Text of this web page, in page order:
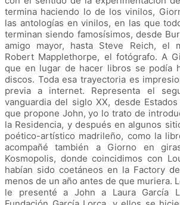
termina haciendo lo de los vinilos,
las antologías en vinilos, en las que
terminan siendo famosísimos, desde
amigo mayor, hasta Steve Reich, el
Robert Mapplethorpe, el fotógrafo. A
que en lugar de hacer libros se podía
discos. Toda esa trayectoria es
previa a internet. Representa el
vanguardia del siglo XX, desde
que propone John, yo lo trato de
la Residencia, y después en algunos
poético-artístico madrileño, como la
acompañé también a Giorno en
Kosmopolis, donde coincidimos con
habían sido coetáneos en la Factory
menos de un año antes de que muriera.
le presenté a John a Laura García